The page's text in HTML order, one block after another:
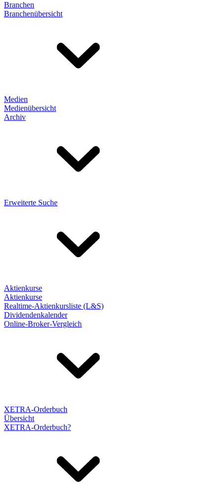
Branchen
Branchenübersicht
Medien
Medienübersicht
Archiv
Erweiterte Suche
Aktienkurse
Aktienkurse
Realtime-Aktienkursliste (L&S)
Dividendenkalender
Online-Broker-Vergleich
XETRA-Orderbuch
Übersicht
XETRA-Orderbuch?